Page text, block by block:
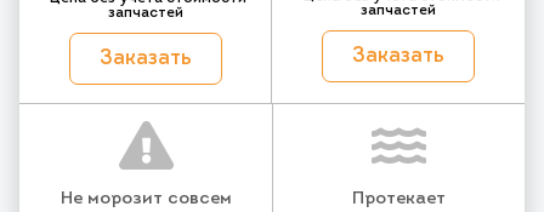
запчастей
Заказать
запчастей
Заказать
Не морозит совсем Протекает